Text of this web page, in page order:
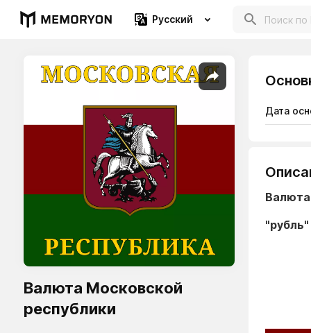
Русский
Валюта Московской
республики
Дата
Валюта
"рубль"